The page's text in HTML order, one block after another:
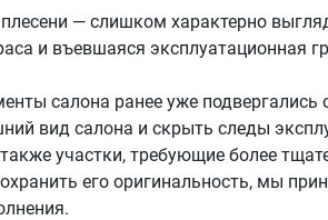
— слишком характерно
и въевшаяся эксплуатационная
салона ранее уже
вид салона и скрыть следы
участки, требующие более
его оригинальность, мы